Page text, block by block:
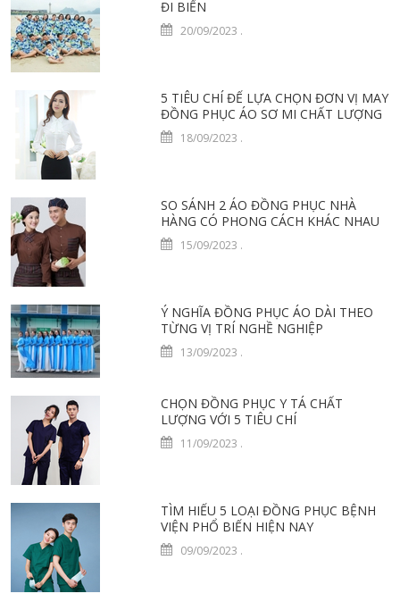
ĐI BIỂN
20/09/2023 .
5 TIÊU CHÍ ĐỂ LỰA CHỌN ĐƠN VỊ MAY
ĐỒNG PHỤC ÁO SƠ MI CHẤT LƯỢNG
18/09/2023 .
SO SÁNH 2 ÁO ĐỒNG PHỤC NHÀ
HÀNG CÓ PHONG CÁCH KHÁC NHAU
15/09/2023 .
Ý NGHĨA ĐỒNG PHỤC ÁO DÀI THEO
TỪNG VỊ TRÍ NGHỀ NGHIỆP
13/09/2023 .
CHỌN ĐỒNG PHỤC Y TÁ CHẤT
LƯỢNG VỚI 5 TIÊU CHÍ
11/09/2023 .
TÌM HIỂU 5 LOẠI ĐỒNG PHỤC BỆNH
VIỆN PHỔ BIẾN HIỆN NAY
09/09/2023 .